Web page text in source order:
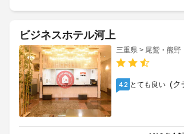
ビジネスホテル河上
三重県 > 尾鷲・熊野
4.2 とても良い (ク